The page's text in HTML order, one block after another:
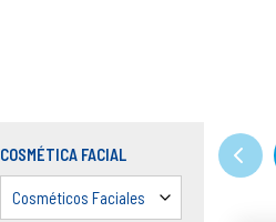
COSMÉTICA FACIAL
Cosméticos Faciales